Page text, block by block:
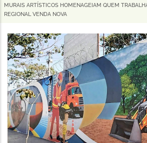
de
navegação
MURAIS ARTÍSTICOS HOMENAGEIAM QUEM
REGIONAL VENDA NOVA